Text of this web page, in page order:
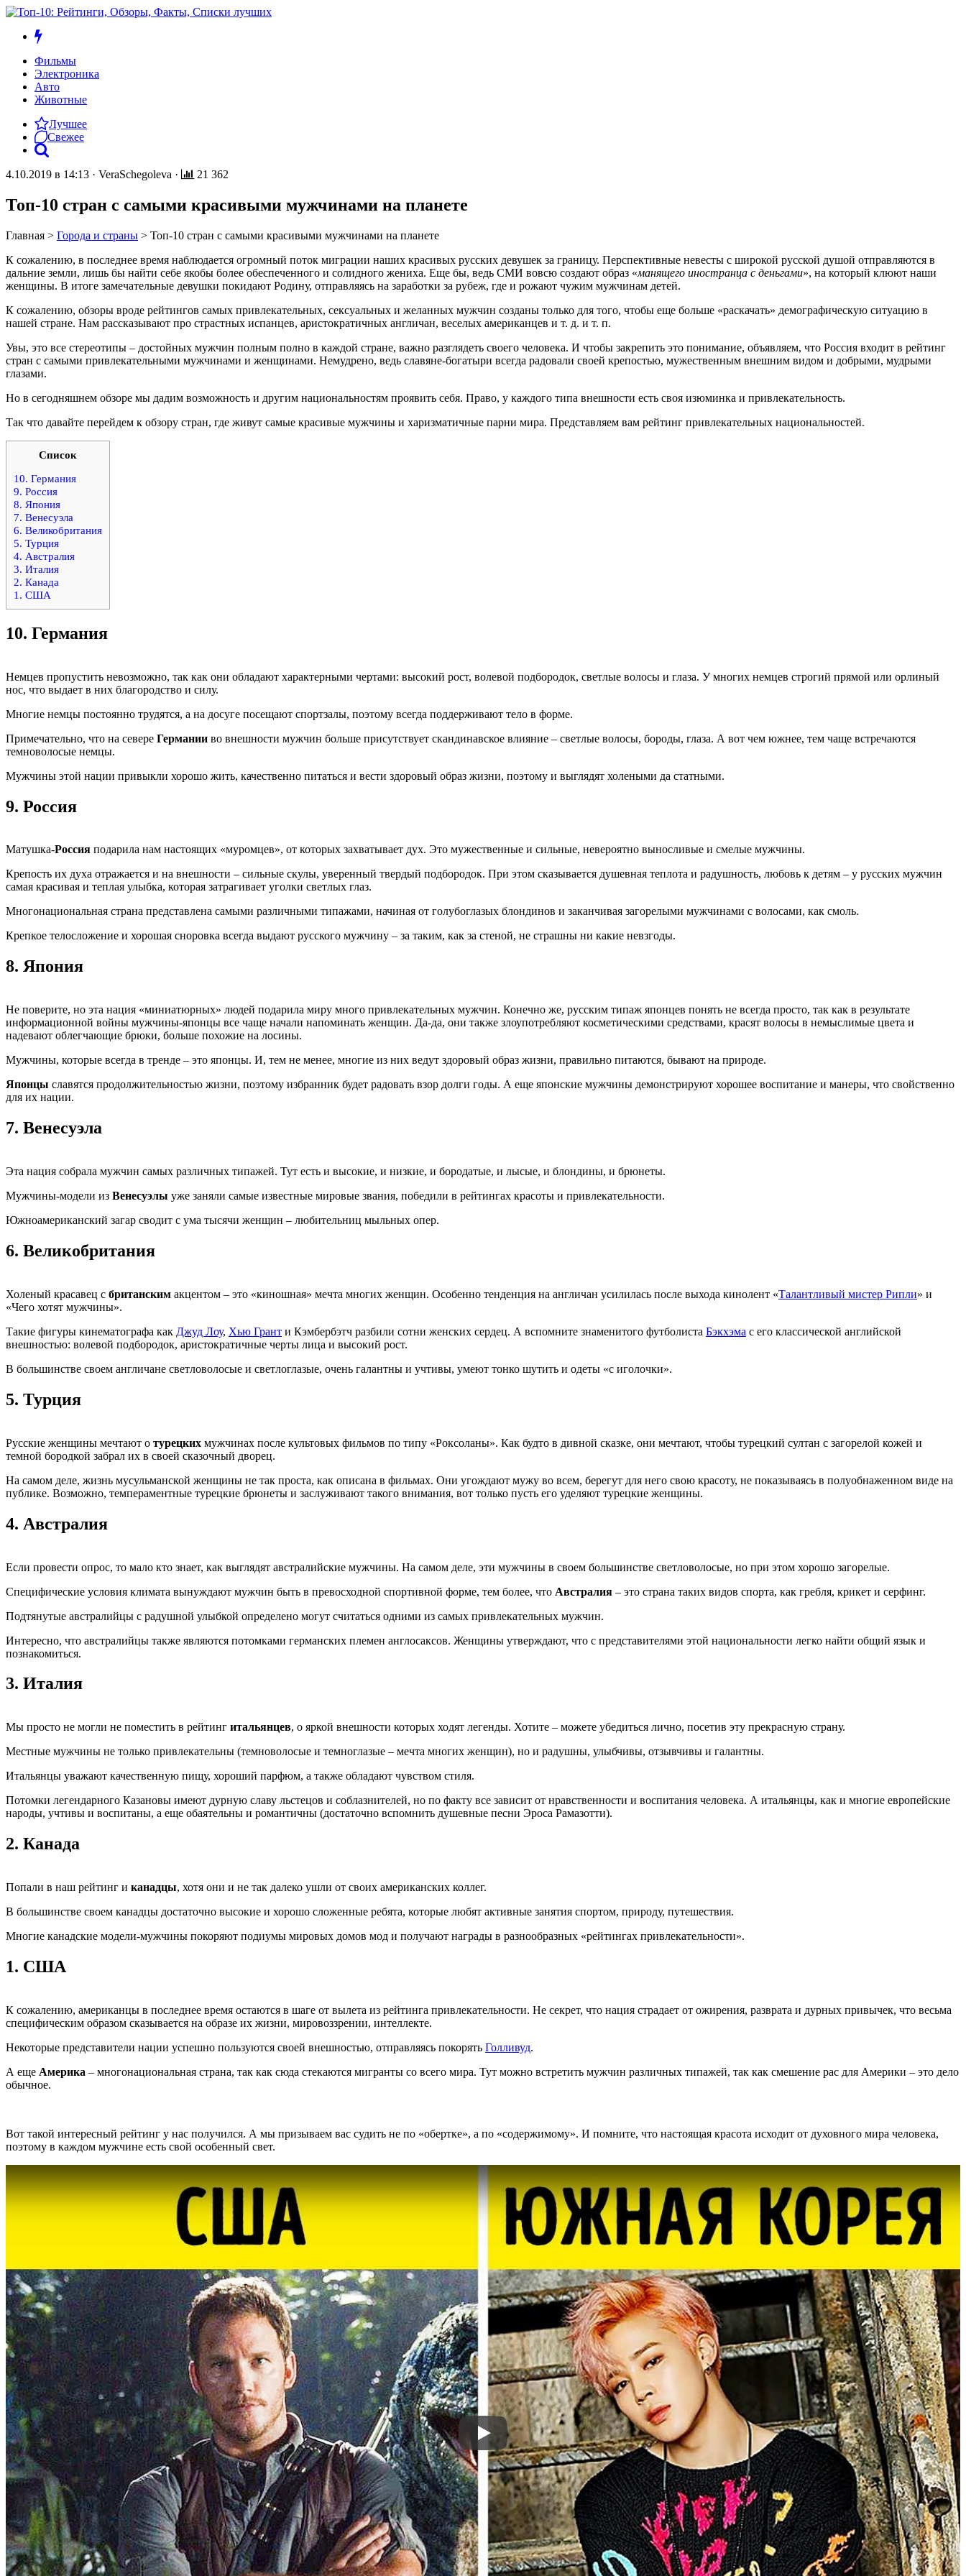
Фильмы
Электроника
Авто
Животные
Лучшее
Свежее
4.10.2019 в 14:13 · VeraSchegoleva · 21 362
Топ-10 стран с самыми красивыми мужчинами на планете
Главная > Города и страны > Топ-10 стран с самыми красивыми мужчинами на планете
К сожалению, в последнее время наблюдается огромный поток миграции наших красивых русских девушек за границу. Перспективные невесты с широкой русской душой отправляются в
дальние земли, лишь бы найти себе якобы более обеспеченного и солидного жениха. Еще бы, ведь СМИ вовсю создают образ «манящего иностранца с деньгами», на который клюют наши
женщины. В итоге замечательные девушки покидают Родину, отправляясь на заработки за рубеж, где и рожают чужим мужчинам детей.
К сожалению, обзоры вроде рейтингов самых привлекательных, сексуальных и желанных мужчин созданы только для того, чтобы еще больше «раскачать» демографическую ситуацию в
нашей стране. Нам рассказывают про страстных испанцев, аристократичных англичан, веселых американцев и т. д. и т. п.
Увы, это все стереотипы – достойных мужчин полным полно в каждой стране, важно разглядеть своего человека. И чтобы закрепить это понимание, объявляем, что Россия входит в рейтинг
стран с самыми привлекательными мужчинами и женщинами. Немудрено, ведь славяне-богатыри всегда радовали своей крепостью, мужественным внешним видом и добрыми, мудрыми
глазами.
Но в сегодняшнем обзоре мы дадим возможность и другим национальностям проявить себя. Право, у каждого типа внешности есть своя изюминка и привлекательность.
Так что давайте перейдем к обзору стран, где живут самые красивые мужчины и харизматичные парни мира. Представляем вам рейтинг привлекательных национальностей.
Список
10. Германия
9. Россия
8. Япония
7. Венесуэла
6. Великобритания
5. Турция
4. Австралия
3. Италия
2. Канада
1. США
10. Германия
Немцев пропустить невозможно, так как они обладают характерными чертами: высокий рост, волевой подбородок, светлые волосы и глаза. У многих немцев строгий прямой или орлиный
нос, что выдает в них благородство и силу.
Многие немцы постоянно трудятся, а на досуге посещают спортзалы, поэтому всегда поддерживают тело в форме.
Примечательно, что на севере Германии во внешности мужчин больше присутствует скандинавское влияние – светлые волосы, бороды, глаза. А вот чем южнее, тем чаще встречаются
темноволосые немцы.
Мужчины этой нации привыкли хорошо жить, качественно питаться и вести здоровый образ жизни, поэтому и выглядят холеными да статными.
9. Россия
Матушка-Россия подарила нам настоящих «муромцев», от которых захватывает дух. Это мужественные и сильные, невероятно выносливые и смелые мужчины.
Крепость их духа отражается и на внешности – сильные скулы, уверенный твердый подбородок. При этом сказывается душевная теплота и радушность, любовь к детям – у русских мужчин
самая красивая и теплая улыбка, которая затрагивает уголки светлых глаз.
Многонациональная страна представлена самыми различными типажами, начиная от голубоглазых блондинов и заканчивая загорелыми мужчинами с волосами, как смоль.
Крепкое телосложение и хорошая сноровка всегда выдают русского мужчину – за таким, как за стеной, не страшны ни какие невзгоды.
8. Япония
Не поверите, но эта нация «миниатюрных» людей подарила миру много привлекательных мужчин. Конечно же, русским типаж японцев понять не всегда просто, так как в результате
информационной войны мужчины-японцы все чаще начали напоминать женщин. Да-да, они также злоупотребляют косметическими средствами, красят волосы в немыслимые цвета и
надевают облегчающие брюки, больше похожие на лосины.
Мужчины, которые всегда в тренде – это японцы. И, тем не менее, многие из них ведут здоровый образ жизни, правильно питаются, бывают на природе.
Японцы славятся продолжительностью жизни, поэтому избранник будет радовать взор долги годы. А еще японские мужчины демонстрируют хорошее воспитание и манеры, что свойственно
для их нации.
7. Венесуэла
Эта нация собрала мужчин самых различных типажей. Тут есть и высокие, и низкие, и бородатые, и лысые, и блондины, и брюнеты.
Мужчины-модели из Венесуэлы уже заняли самые известные мировые звания, победили в рейтингах красоты и привлекательности.
Южноамериканский загар сводит с ума тысячи женщин – любительниц мыльных опер.
6. Великобритания
Холеный красавец с британским акцентом – это «киношная» мечта многих женщин. Особенно тенденция на англичан усилилась после выхода кинолент «Талантливый мистер Рипли» и
«Чего хотят мужчины».
Такие фигуры кинематографа как Джуд Лоу, Хью Грант и Кэмбербэтч разбили сотни женских сердец. А вспомните знаменитого футболиста Бэкхэма с его классической английской
внешностью: волевой подбородок, аристократичные черты лица и высокий рост.
В большинстве своем англичане светловолосые и светлоглазые, очень галантны и учтивы, умеют тонко шутить и одеты «с иголочки».
5. Турция
Русские женщины мечтают о турецких мужчинах после культовых фильмов по типу «Роксоланы». Как будто в дивной сказке, они мечтают, чтобы турецкий султан с загорелой кожей и
темной бородкой забрал их в своей сказочный дворец.
На самом деле, жизнь мусульманской женщины не так проста, как описана в фильмах. Они угождают мужу во всем, берегут для него свою красоту, не показываясь в полуобнаженном виде на
публике. Возможно, темпераментные турецкие брюнеты и заслуживают такого внимания, вот только пусть его уделяют турецкие женщины.
4. Австралия
Если провести опрос, то мало кто знает, как выглядят австралийские мужчины. На самом деле, эти мужчины в своем большинстве светловолосые, но при этом хорошо загорелые.
Специфические условия климата вынуждают мужчин быть в превосходной спортивной форме, тем более, что Австралия – это страна таких видов спорта, как гребля, крикет и серфинг.
Подтянутые австралийцы с радушной улыбкой определено могут считаться одними из самых привлекательных мужчин.
Интересно, что австралийцы также являются потомками германских племен англосаксов. Женщины утверждают, что с представителями этой национальности легко найти общий язык и
познакомиться.
3. Италия
Мы просто не могли не поместить в рейтинг итальянцев, о яркой внешности которых ходят легенды. Хотите – можете убедиться лично, посетив эту прекрасную страну.
Местные мужчины не только привлекательны (темноволосые и темноглазые – мечта многих женщин), но и радушны, улыбчивы, отзывчивы и галантны.
Итальянцы уважают качественную пищу, хороший парфюм, а также обладают чувством стиля.
Потомки легендарного Казановы имеют дурную славу льстецов и соблазнителей, но по факту все зависит от нравственности и воспитания человека. А итальянцы, как и многие европейские
народы, учтивы и воспитаны, а еще обаятельны и романтичны (достаточно вспомнить душевные песни Эроса Рамазотти).
2. Канада
Попали в наш рейтинг и канадцы, хотя они и не так далеко ушли от своих американских коллег.
В большинстве своем канадцы достаточно высокие и хорошо сложенные ребята, которые любят активные занятия спортом, природу, путешествия.
Многие канадские модели-мужчины покоряют подиумы мировых домов мод и получают награды в разнообразных «рейтингах привлекательности».
1. США
К сожалению, американцы в последнее время остаются в шаге от вылета из рейтинга привлекательности. Не секрет, что нация страдает от ожирения, разврата и дурных привычек, что весьма
специфическим образом сказывается на образе их жизни, мировоззрении, интеллекте.
Некоторые представители нации успешно пользуются своей внешностью, отправляясь покорять Голливуд.
А еще Америка – многонациональная страна, так как сюда стекаются мигранты со всего мира. Тут можно встретить мужчин различных типажей, так как смешение рас для Америки – это дело
обычное.
Вот такой интересный рейтинг у нас получился. А мы призываем вас судить не по «обертке», а по «содержимому». И помните, что настоящая красота исходит от духовного мира человека,
поэтому в каждом мужчине есть свой особенный свет.